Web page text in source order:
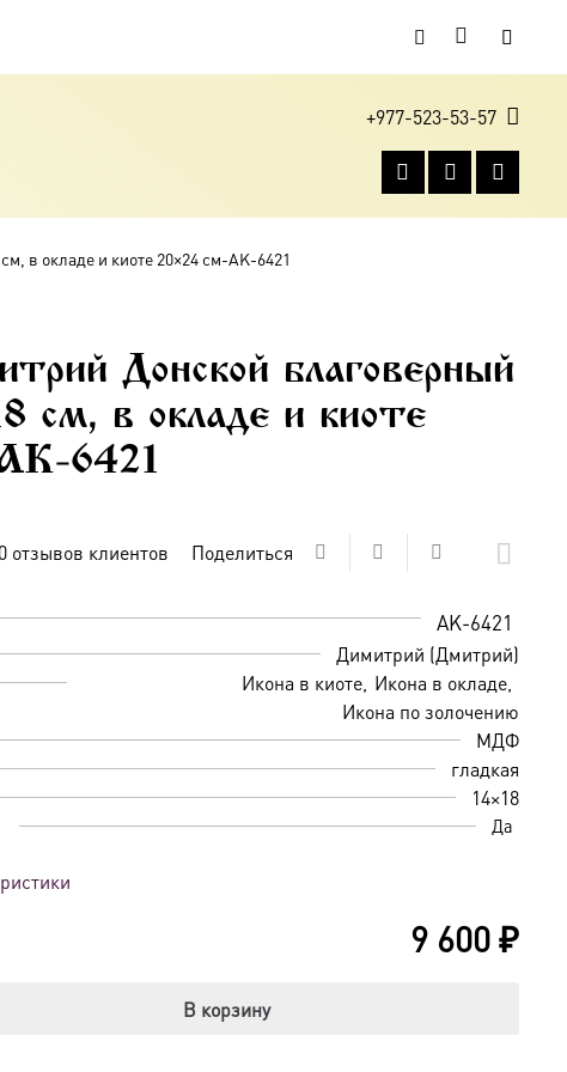
+977-523-53-57
в окладе и киоте 20×24 см-AK-6421
Донской благоверный
см, в окладе и киоте
6421
0отзывов клиентов Поделиться
AK-6421
Димитрий (Дмитрий)
Икона в киоте Икона в окладе
Икона по золочению
МДФ
гладкая
14×18
Да
9 600₽
В корзину